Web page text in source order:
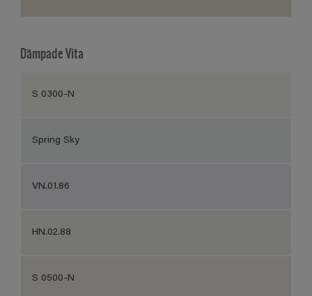
Dämpade Vita
S 0300-N
Spring Sky
VN.01.86
HN.02.88
S 0500-N